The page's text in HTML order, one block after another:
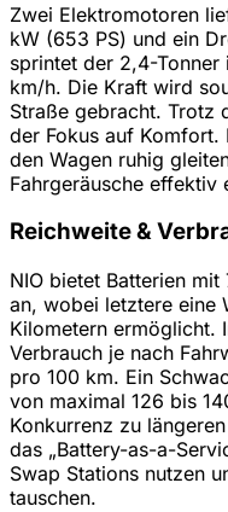
Zwei Elektromotoren
kW (653 PS) und ein
sprintet der 2,4-Tonner
km/h. Die Kraft wird
Straße gebracht. Trotz
der Fokus auf
den Wagen ruhig
Fahrgeräusche effektiv
Reichweite &
NIO bietet Batterien
an, wobei letztere eine
Kilometern ermöglicht.
Verbrauch je nach
pro 100 km. Ein
von maximal 126 bis
Konkurrenz zu
das „Battery-as-a-
Swap Stations nutzen
tauschen.